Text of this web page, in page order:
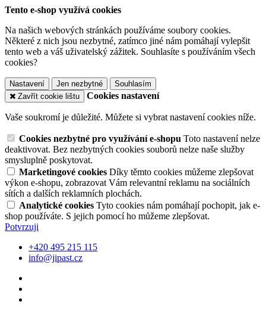
Tento e-shop využívá cookies
Na našich webových stránkách používáme soubory cookies.
Některé z nich jsou nezbytné, zatímco jiné nám pomáhají vylepšit
tento web a váš uživatelský zážitek. Souhlasíte s používáním všech
cookies?
Nastavení Jen nezbytné
Souhlasím
Zavřít cookie lištu
Cookies nastavení
Vaše soukromí je důležité. Můžete si vybrat nastavení cookies níže.
Cookies nezbytné pro využívání e-shopu Toto nastavení nelze
deaktivovat. Bez nezbytných cookies souborů nelze naše služby
smysluplně poskytovat.
Marketingové cookies Díky těmto cookies můžeme zlepšovat
výkon e-shopu, zobrazovat Vám relevantní reklamu na sociálních
sítích a dalších reklamních plochách.
Analytické cookies Tyto cookies nám pomáhají pochopit, jak e-
shop používáte. S jejich pomocí ho můžeme zlepšovat.
Potvrzuji
+420 495 215 115
info@jipast.cz